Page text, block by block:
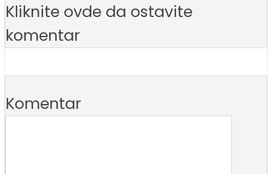
Kliknite ovde da ostavite
komentar
Komentar